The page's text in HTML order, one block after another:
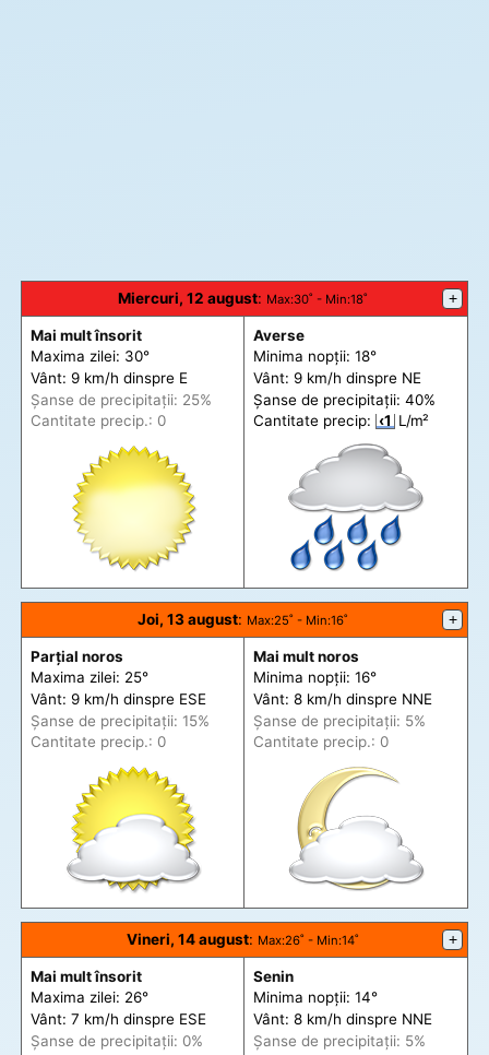
Miercuri, 12 august: Max:30˚ - Min:18˚ +
Mai mult însorit
Maxima zilei: 30°
Vânt: 9 km/h dinspre E
Șanse de precipitații: 25%
Cantitate precip.: 0
Averse
Minima nopții: 18°
Vânt: 9 km/h dinspre NE
Șanse de precipitații: 40%
Cantitate precip: ‹1 L/m²
Joi, 13 august: Max:25˚ - Min:16˚ +
Parțial noros
Maxima zilei: 25°
Vânt: 9 km/h dinspre ESE
Șanse de precipitații: 15%
Cantitate precip.: 0
Mai mult noros
Minima nopții: 16°
Vânt: 8 km/h dinspre NNE
Șanse de precipitații: 5%
Cantitate precip.: 0
Vineri, 14 august: Max:26˚ - Min:14˚ +
Mai mult însorit
Maxima zilei: 26°
Vânt: 7 km/h dinspre ESE
Șanse de precipitații: 0%
Senin
Minima nopții: 14°
Vânt: 8 km/h dinspre NNE
Șanse de precipitații: 5%